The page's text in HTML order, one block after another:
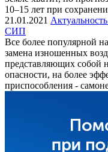
10–15 лет при
21.01.2021
СИП
Все более популярной
замена изношенных
представляющих собой
опасности, на более
приспособления -